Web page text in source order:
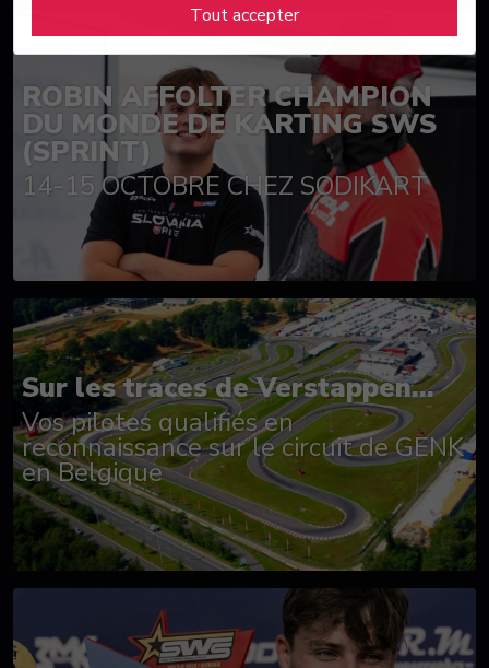
Tout accepter
ROBIN AFFOLTER CHAMPION
DU MONDE DE KARTING SWS
(SPRINT)
14-15 OCTOBRE CHEZ SODIKART
Sur les traces de Verstappen...
Vos pilotes qualifiés en
reconnaissance sur le circuit de GENK
en Belgique